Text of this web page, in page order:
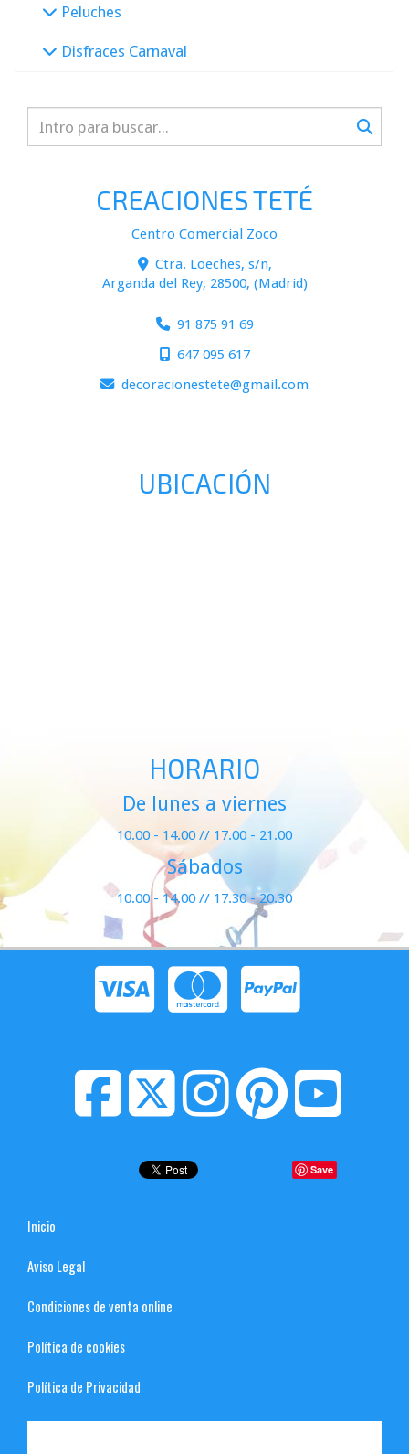
Peluches
Disfraces Carnaval
CREACIONES TETÉ
Centro Comercial Zoco
Ctra. Loeches, s/n,
Arganda del Rey, 28500, (Madrid)
91 875 91 69
647 095 617
decoracionestete
gmail.com
UBICACIÓN
HORARIO
De lunes a viernes
10.00 - 14.00 // 17.00 - 21.00
Sábados
10.00 - 14.00 // 17.30 - 20.30
Save
Inicio
Aviso Legal
Condiciones de venta online
Política de cookies
Política de Privacidad